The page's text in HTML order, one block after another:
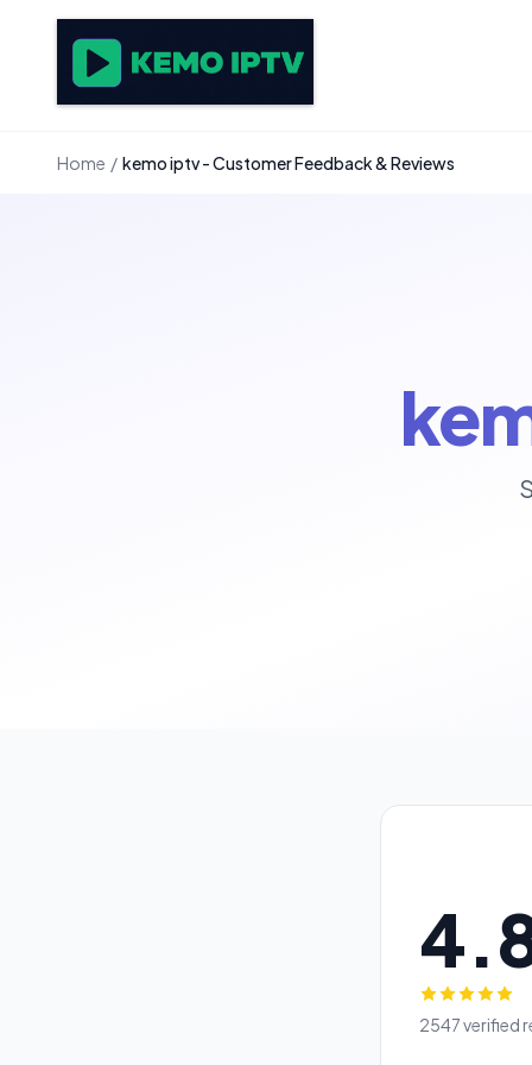
Home / kemo iptv - Customer Feedback & Reviews
2547 verified